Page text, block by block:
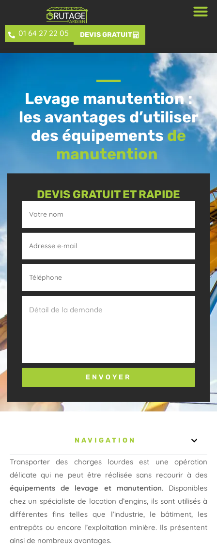
01 64 27 22 05 DEVIS GRATUIT
Levage manutention :
les avantages d’utiliser
des équipements de
manutention
DEVIS GRATUIT ET RAPIDE
ENVOYER
NAVIGATION
Transporter des charges lourdes est une opération
délicate qui ne peut être réalisée sans recourir à des
équipements de levage et manutention. Disponibles
chez un spécialiste de location d’engins, ils sont utilisés à
différentes fins telles que l’industrie, le bâtiment, les
entrepôts ou encore l’exploitation minière. Ils présentent
ainsi de nombreux avantages.